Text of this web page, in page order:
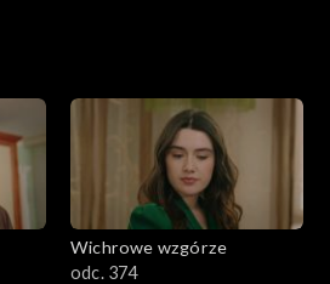
Wichrowe wzgórze
odc. 374